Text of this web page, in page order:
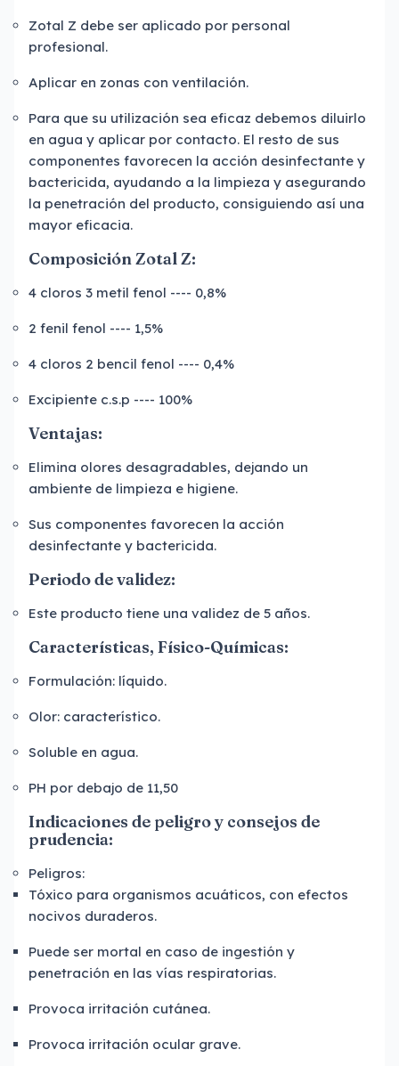
Zotal Z debe ser aplicado por personal
profesional.
Aplicar en zonas con ventilación.
Para que su utilización sea eficaz debemos diluirlo
en agua y aplicar por contacto. El resto de sus
componentes favorecen la acción desinfectante y
bactericida, ayudando a la limpieza y asegurando
la penetración del producto, consiguiendo así una
mayor eficacia.
Composición Zotal Z:
4 cloros 3 metil fenol ---- 0,8%
2 fenil fenol ---- 1,5%
4 cloros 2 bencil fenol ---- 0,4%
Excipiente c.s.p ---- 100%
Ventajas:
Elimina olores desagradables, dejando un
ambiente de limpieza e higiene.
Sus componentes favorecen la acción
desinfectante y bactericida.
Periodo de validez:
Este producto tiene una validez de 5 años.
Características, Físico-Químicas:
Formulación: líquido.
Olor: característico.
Soluble en agua.
PH por debajo de 11,50
Indicaciones de peligro y consejos de
prudencia:
Peligros:
Tóxico para organismos acuáticos, con efectos
nocivos duraderos.
Puede ser mortal en caso de ingestión y
penetración en las vías respiratorias.
Provoca irritación cutánea.
Provoca irritación ocular grave.